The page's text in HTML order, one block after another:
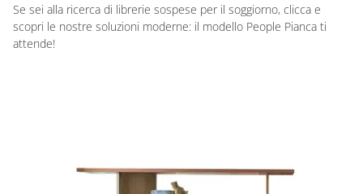
Se sei alla ricerca di librerie sospese per il soggiorno, clicca e
scopri le nostre soluzioni moderne: il modello People Pianca ti
attende!